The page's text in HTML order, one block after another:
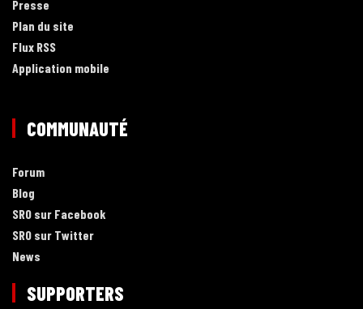
Presse
Plan du site
Flux RSS
Application mobile
COMMUNAUTÉ
Forum
Blog
SRO sur Facebook
SRO sur Twitter
News
SUPPORTERS